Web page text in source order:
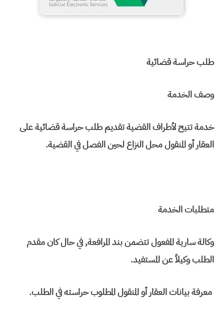
طلب حراسة قضائية
وصف الخدمة
خدمة تتيح لأطراف القضية تقديم طلب حراسة قضائية على
العقار أو المنقول محل النزاع لحين الفصل في القضية.
متطلبات الخدمة
وكالة سارية المفعول تتضمن بند المرافعة, في حال كان مقدم
الطلب وكيلاً عن المستفيد.
معرفة بيانات العقار أو المنقول المطلوب حراسته في الطلب.